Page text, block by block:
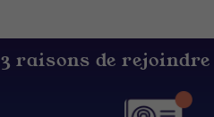
3 raisons de